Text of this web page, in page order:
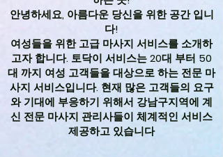
안녕하세요, 아름다운 당신을 위한 공간 입니
다!
여성들을 위한 고급 마사지 서비스를 소개하
고자 합니다. 토닥이 서비스는 20대 부터 50
대 까지 여성 고객들을 대상으로 하는 전문 마
사지 서비스입니다. 현재 많은 고객들의 요구
와 기대에 부응하기 위해서 강남구지역에 계
신 전문 마사지 관리사들이 체계적인 서비스
제공하고 있습니다